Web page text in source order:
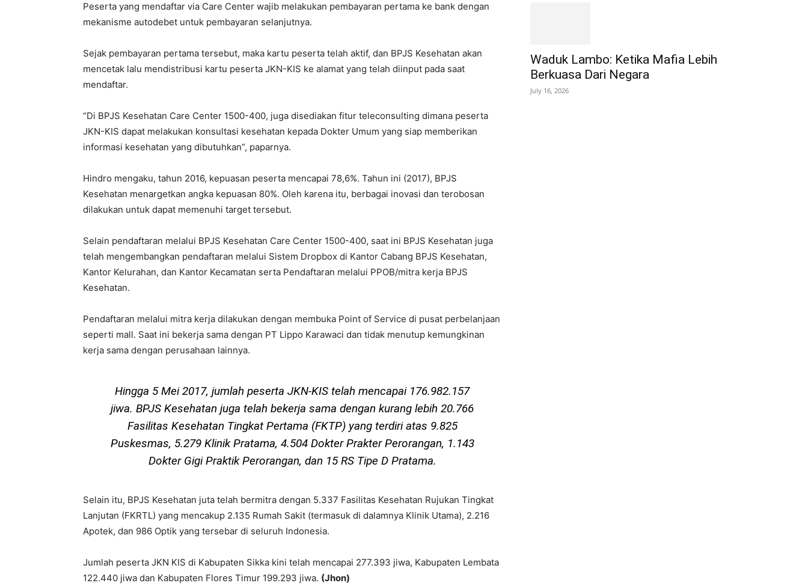
Peserta yang mendaftar via Care Center wajib melakukan pembayaran pertama ke bank dengan
mekanisme autodebet untuk pembayaran selanjutnya.
Sejak pembayaran pertama tersebut, maka kartu peserta telah aktif, dan BPJS Kesehatan akan
mencetak lalu mendistribusi kartu peserta JKN-KIS ke alamat yang telah diinput pada saat
mendaftar.
“Di BPJS Kesehatan Care Center 1500-400, juga disediakan fitur teleconsulting dimana peserta
JKN-KIS dapat melakukan konsultasi kesehatan kepada Dokter Umum yang siap memberikan
informasi kesehatan yang dibutuhkan”, paparnya.
Hindro mengaku, tahun 2016, kepuasan peserta mencapai 78,6%. Tahun ini (2017), BPJS
Kesehatan menargetkan angka kepuasan 80%. Oleh karena itu, berbagai inovasi dan terobosan
dilakukan untuk dapat memenuhi target tersebut.
Selain pendaftaran melalui BPJS Kesehatan Care Center 1500-400, saat ini BPJS Kesehatan juga
telah mengembangkan pendaftaran melalui Sistem Dropbox di Kantor Cabang BPJS Kesehatan,
Kantor Kelurahan, dan Kantor Kecamatan serta Pendaftaran melalui PPOB/mitra kerja BPJS
Kesehatan.
Pendaftaran melalui mitra kerja dilakukan dengan membuka Point of Service di pusat perbelanjaan
seperti mall. Saat ini bekerja sama dengan PT Lippo Karawaci dan tidak menutup kemungkinan
kerja sama dengan perusahaan lainnya.
Hingga 5 Mei 2017, jumlah peserta JKN-KIS telah mencapai 176.982.157
jiwa. BPJS Kesehatan juga telah bekerja sama dengan kurang lebih 20.766
Fasilitas Kesehatan Tingkat Pertama (FKTP) yang terdiri atas 9.825
Puskesmas, 5.279 Klinik Pratama, 4.504 Dokter Prakter Perorangan, 1.143
Dokter Gigi Praktik Perorangan, dan 15 RS Tipe D Pratama.
Selain itu, BPJS Kesehatan juta telah bermitra dengan 5.337 Fasilitas Kesehatan Rujukan Tingkat
Lanjutan (FKRTL) yang mencakup 2.135 Rumah Sakit (termasuk di dalamnya Klinik Utama), 2.216
Apotek, dan 986 Optik yang tersebar di seluruh Indonesia.
Jumlah peserta JKN KIS di Kabupaten Sikka kini telah mencapai 277.393 jiwa, Kabupaten Lembata
122.440 jiwa dan Kabupaten Flores Timur 199.293 jiwa. (Jhon)
Waduk Lambo: Ketika Mafia Lebih
Berkuasa Dari Negara
July 16, 2026